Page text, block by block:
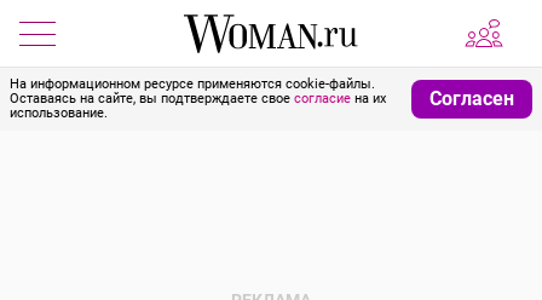
На информационном ресурсе применяются cookie-файлы.
Оставаясь на сайте, вы подтверждаете свое согласие на их
использование.
Согласен